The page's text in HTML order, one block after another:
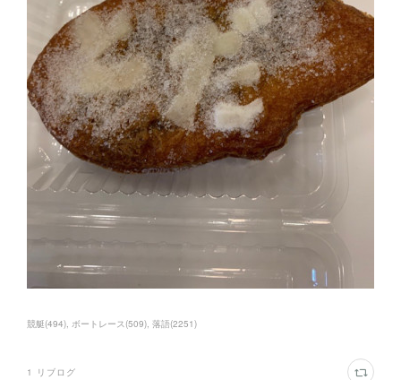
競艇(494) ボートレース(509) 落語(2251)
1 リブログ